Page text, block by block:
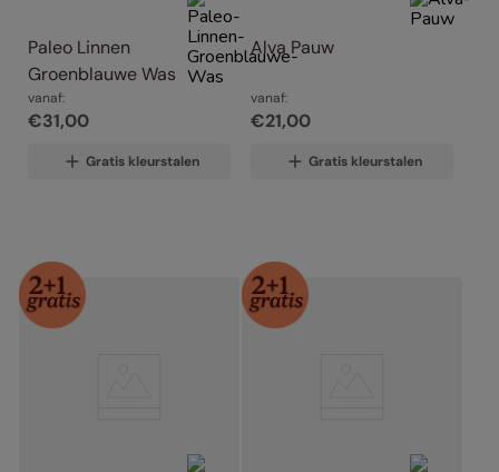
Paleo Linnen
Groenblauwe Was
vanaf:
€31,00
Gratis kleurstalen
Alva Pauw
vanaf:
€21,00
Gratis kleurstalen